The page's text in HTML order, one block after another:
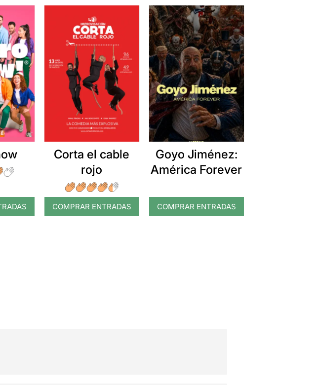
Corta el cable
rojo
COMPRAR ENTRADAS
Goyo Jiménez:
América Forever
COMPRAR ENTRADAS